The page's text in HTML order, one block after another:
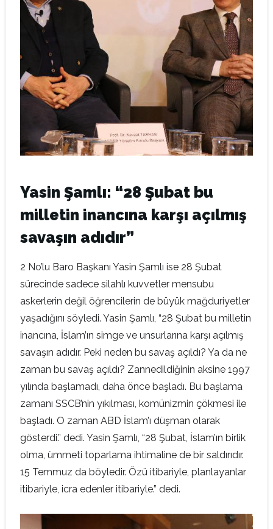
Yasin Şamlı: “28 Şubat bu
milletin inancına karşı açılmış
savaşın adıdır”
2 No’lu Baro Başkanı Yasin Şamlı ise 28 Şubat
sürecinde sadece silahlı kuvvetler mensubu
askerlerin değil öğrencilerin de büyük mağduriyetler
yaşadığını söyledi. Yasin Şamlı, “28 Şubat bu milletin
inancına, İslam’ın simge ve unsurlarına karşı açılmış
savaşın adıdır. Peki neden bu savaş açıldı? Ya da ne
zaman bu savaş açıldı? Zannedildiğinin aksine 1997
yılında başlamadı, daha önce başladı. Bu başlama
zamanı SSCB’nin yıkılması, komünizmin çökmesi ile
başladı. O zaman ABD İslam’ı düşman olarak
gösterdi.” dedi. Yasin Şamlı, “28 Şubat, İslam’ın birlik
olma, ümmeti toparlama ihtimaline de bir saldırıdır.
15 Temmuz da böyledir. Özü itibariyle, planlayanlar
itibariyle, icra edenler itibariyle.” dedi.